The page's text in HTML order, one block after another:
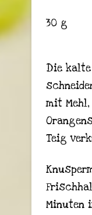
30 g
Die
mit
Teig
Minuten